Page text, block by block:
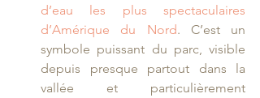
d’eau les plus spectaculaires
d’Amérique du Nord. C’est un
symbole puissant du parc, visible
depuis presque partout dans la
vallée et particulièrement